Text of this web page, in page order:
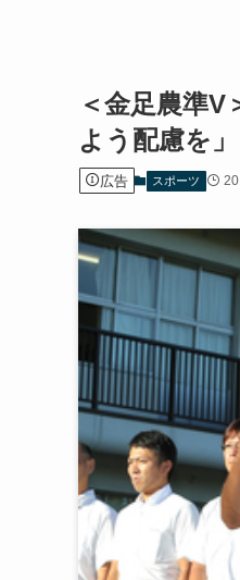
＜金足農準
よう配慮を」
広告 スポーツ